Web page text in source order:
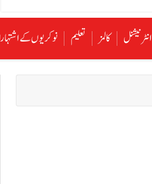
انٹرنیشنل کالمز تعلیم نوکریوں کے